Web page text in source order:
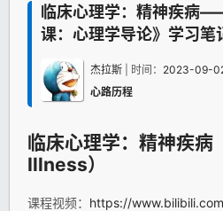
临床心理学：精神疾病
课：心理学导论》学习笔
杰拉斯 | 时间： 2023-09-
心路历程
临床心理学：精神疾
Illness）
课程视频： https://